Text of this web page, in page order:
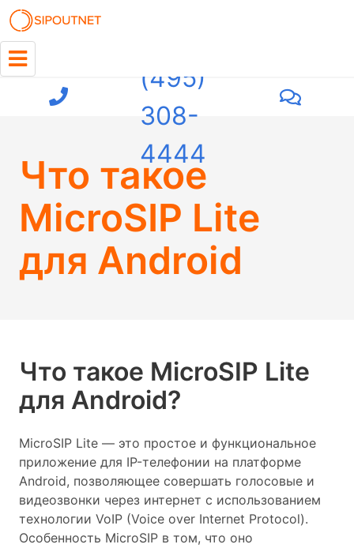
(495)
308-
4444
Что такое
MicroSIP Lite
для Android
Что такое MicroSIP Lite
для Android?
MicroSIP Lite — это простое и функциональное
приложение для IP-телефонии на платформе
Android, позволяющее совершать голосовые и
видеозвонки через интернет с использованием
технологии VoIP (Voice over Internet Protocol).
Особенность MicroSIP в том, что оно